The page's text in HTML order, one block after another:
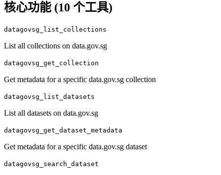
核心功能 (10 个工具)
datagovsg_list_collections
List all collections on data.gov.sg
datagovsg_get_collection
Get metadata for a specific data.gov.sg collection
datagovsg_list_datasets
List all datasets on data.gov.sg
datagovsg_get_dataset_metadata
Get metadata for a specific data.gov.sg dataset
datagovsg_search_dataset